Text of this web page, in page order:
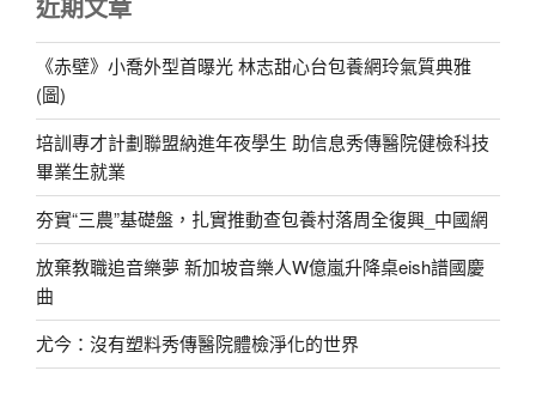
《赤壁》小喬外型首曝光 林志甜心台包養網玲氣質典雅
(圖)
培訓專才計劃聯盟納進年夜學生 助信息秀傳醫院健檢科技
畢業生就業
夯實“三農”基礎盤，扎實推動查包養村落周全復興_中國網
放棄教職追音樂夢 新加坡音樂人W億嵐升降桌eish譜國慶
曲
尤今：沒有塑料秀傳醫院體檢淨化的世界